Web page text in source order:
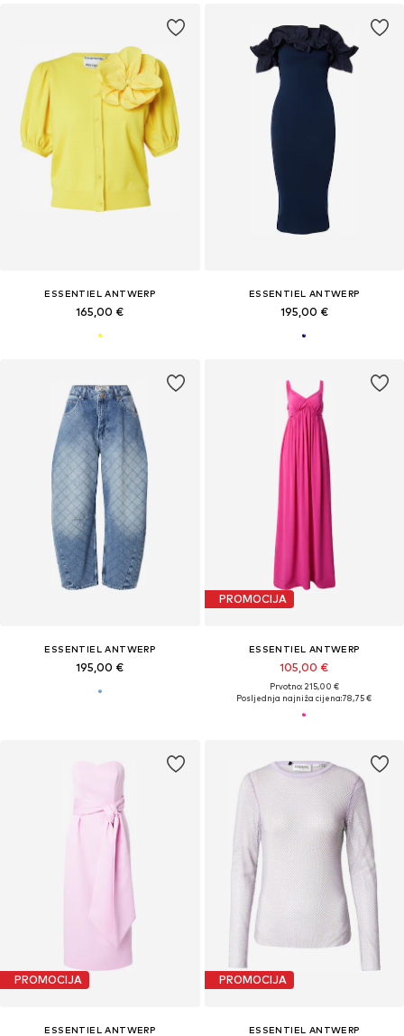
ESSENTIEL ANTWERP
165,00 €
ESSENTIEL ANTWERP
195,00 €
ESSENTIEL ANTWERP
195,00 €
PROMOCIJA
ESSENTIEL ANTWERP
105,00 €
Prvotno: 215,00 €
Posljednja najniža cijena:78,75 €
PROMOCIJA
ESSENTIEL ANTWERP
PROMOCIJA
ESSENTIEL ANTWERP